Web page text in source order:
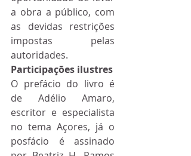
a obra a público, com
as devidas restrições
impostas pelas
autoridades.
Participações ilustres
O prefácio do livro é
de Adélio Amaro,
escritor e especialista
no tema Açores, já o
posfácio é assinado